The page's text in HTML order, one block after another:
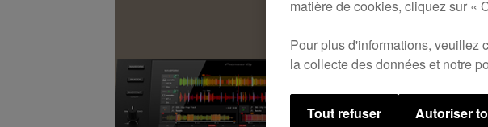
matière de cookies, cliquez sur «
Pour plus d'informations, veuillez
la collecte des données et notre
Tout refuser Autoriser